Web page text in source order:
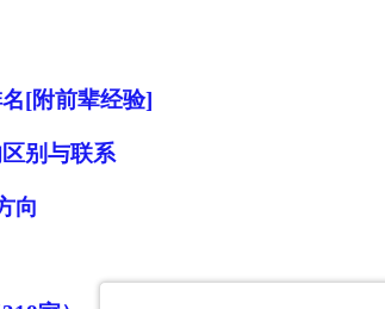
[附前辈经验]
别与联系
向